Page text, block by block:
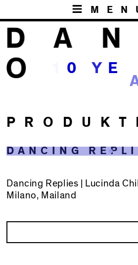
0 Y E
P R O D U K T
DANCING
Dancing Replies | Lucinda
Milano, Mailand